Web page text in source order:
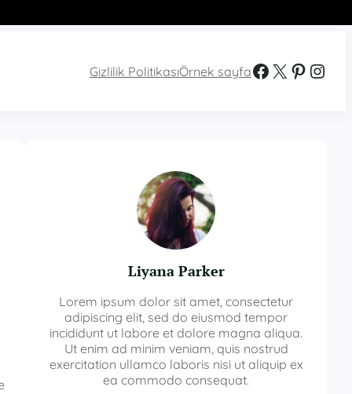
Gizlilik PolitikasıÖrnek sayfaFacebook X Pinterest Instagram
Liyana Parker
Lorem ipsum dolor sit amet, consectetur
adipiscing elit, sed do eiusmod tempor
incididunt ut labore et dolore magna aliqua.
Ut enim ad minim veniam, quis nostrud
exercitation ullamco laboris nisi ut aliquip ex
ea commodo consequat.